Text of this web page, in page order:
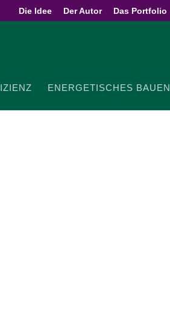
Die Idee Der Autor Das Portfolio
ENER­GE­TI­SCHES BAUEN